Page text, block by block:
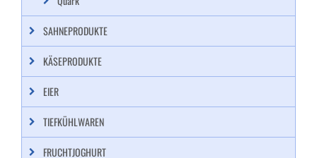
SAHNEPRODUKTE
KÄSEPRODUKTE
EIER
TIEFKÜHLWAREN
FRUCHTJOGHURT